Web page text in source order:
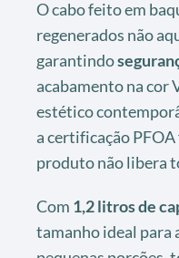
O cabo feito em
regenerados não
garantindo
acabamento na cor
estético
a certificação
produto não libera
Com 1,2 litros de
tamanho ideal para